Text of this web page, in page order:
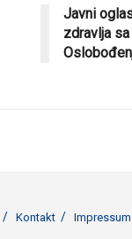
Javni
zdravlja
Kontakt Impressum